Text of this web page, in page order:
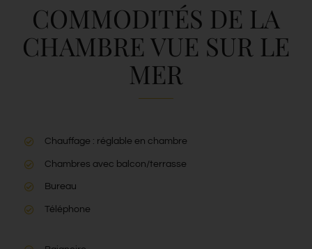
COMMODITÉS DE LA
CHAMBRE VUE SUR LE
MER
Chauffage : réglable en chambre
Chambres avec balcon/terrasse
Bureau
Téléphone